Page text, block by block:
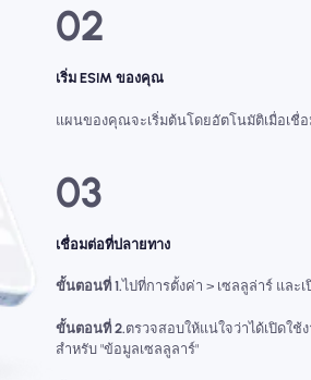
02
เริ่ม ESIM ของคุณ
แผนของคุณจะเริ่มต้นโดยอัตโนมัติเมื่อเชื่
03
เชื่อมต่อที่ปลายทาง
ขั้นตอนที่ 1.ไปที่การตั้งค่า > เซลลูล่าร์ และ
ขั้นตอนที่ 2.ตรวจสอบให้แน่ใจว่าได้เปิดใช้
สำหรับ "ข้อมูลเซลลูลาร์"